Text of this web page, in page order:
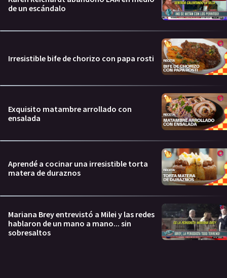
de un escándalo
Irresistible bife de chorizo con papa rosti
Exquisito matambre arrollado con
ensalada
Aprendé a cocinar una irresistible torta
matera de duraznos
Mariana Brey entrevistó a Milei y las redes
hablaron de un mano a mano... sin
sobresaltos